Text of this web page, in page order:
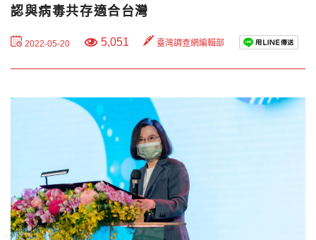
認與病毒共存適合台灣
2022-05-20 5,051 臺灣調查網編輯部